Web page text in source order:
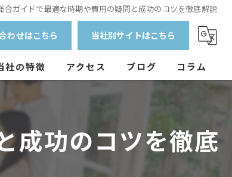
合ガイドで最適な時期や費用の疑問と成功のコツを徹底解説
わせはこちら 当社別サイトはこちら
社の特徴
外壁塗装
水工事
マンション
アクセス ブログ コラム
成功のコツを徹底